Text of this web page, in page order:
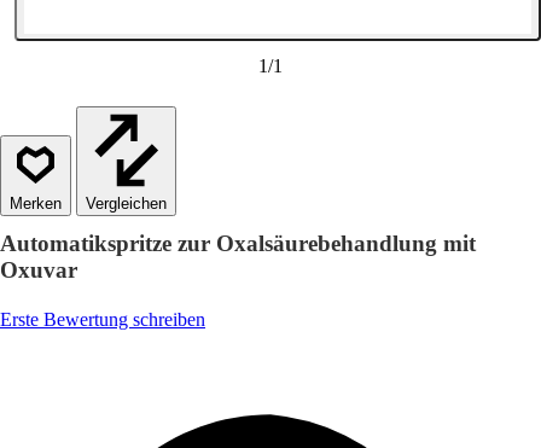
1/1
Vergleichen
Automatikspritze zur Oxalsäurebehandlung mit
Oxuvar
Erste Bewertung schreiben